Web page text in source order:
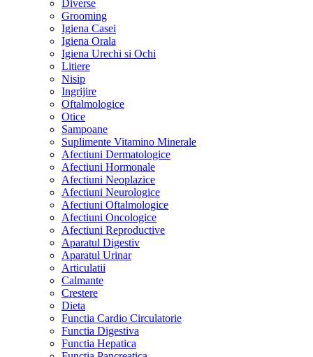
Diverse
Grooming
Igiena Casei
Igiena Orala
Igiena Urechi si Ochi
Litiere
Nisip
Ingrijire
Oftalmologice
Otice
Sampoane
Suplimente Vitamino Minerale
Afectiuni Dermatologice
Afectiuni Hormonale
Afectiuni Neoplazice
Afectiuni Neurologice
Afectiuni Oftalmologice
Afectiuni Oncologice
Afectiuni Reproductive
Aparatul Digestiv
Aparatul Urinar
Articulatii
Calmante
Crestere
Dieta
Functia Cardio Circulatorie
Functia Digestiva
Functia Hepatica